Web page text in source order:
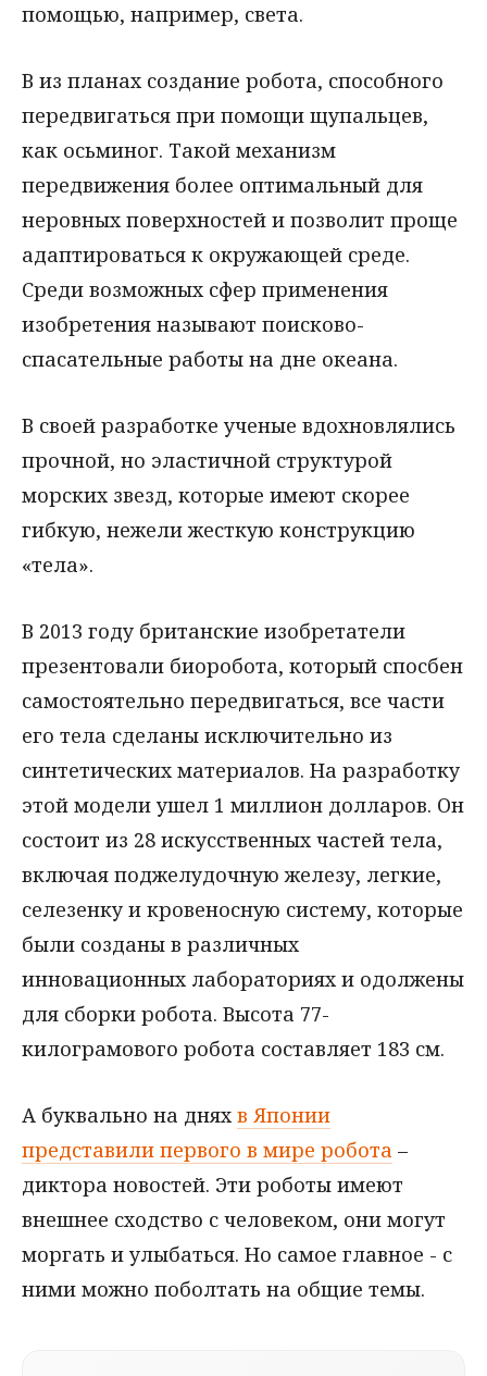
помощью, например, света.
В из планах создание робота, способного
передвигаться при помощи щупальцев,
как осьминог. Такой механизм
передвижения более оптимальный для
неровных поверхностей и позволит проще
адаптироваться к окружающей среде.
Среди возможных сфер применения
изобретения называют поисково-
спасательные работы на дне океана.
В своей разработке ученые вдохновлялись
прочной, но эластичной структурой
морских звезд, которые имеют скорее
гибкую, нежели жесткую конструкцию
«тела».
В 2013 году британские изобретатели
презентовали биоробота, который спосбен
самостоятельно передвигаться, все части
его тела сделаны исключительно из
синтетических материалов. На разработку
этой модели ушел 1 миллион долларов. Он
состоит из 28 искусственных частей тела,
включая поджелудочную железу, легкие,
селезенку и кровеносную систему, которые
были созданы в различных
инновационных лабораториях и одолжены
для сборки робота. Высота 77-
килограмового робота составляет 183 см.
А буквально на днях в Японии
представили первого в мире робота –
диктора новостей. Эти роботы имеют
внешнее сходство с человеком, они могут
моргать и улыбаться. Но самое главное - с
ними можно поболтать на общие темы.